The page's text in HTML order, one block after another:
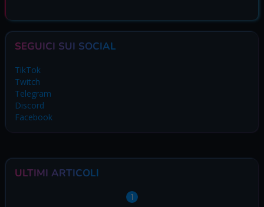
SEGUICI SUI SOCIAL
TikTok
Twitch
Telegram
Discord
Facebook
ULTIMI ARTICOLI